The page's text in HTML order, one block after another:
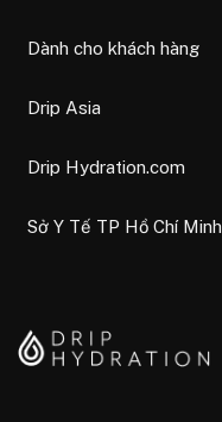
Dành cho khách hàng
Drip Asia
Drip Hydration.com
Sở Y Tế TP Hồ Chí Minh